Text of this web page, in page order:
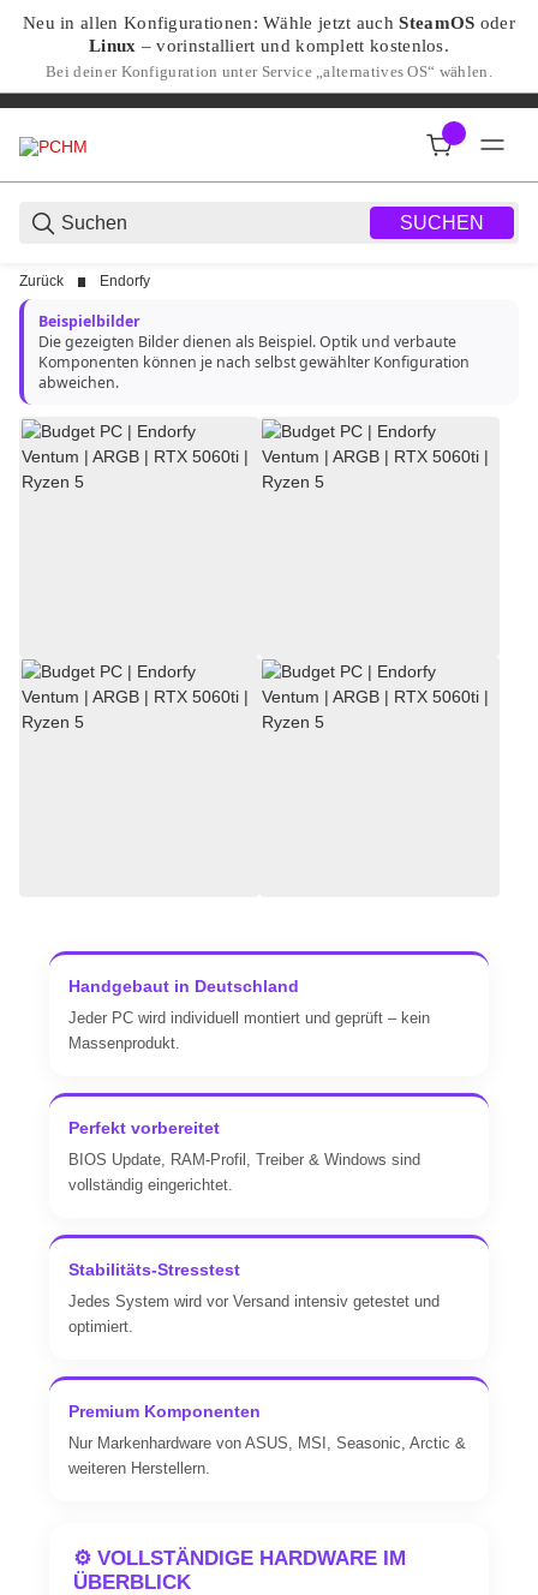
Neu in allen Konfigurationen: Wähle jetzt auchSteamOS oder
Linux – vorinstalliert und komplett kostenlos.
Bei deiner Konfiguration unter Service „alternatives OS“ wählen.
SUCHEN
Zurück Endorfy
Beispielbilder
Die gezeigten Bilder dienen als Beispiel. Optik und verbaute
Komponenten können je nach selbst gewählter Konfiguration
abweichen.
Handgebaut in Deutschland
Jeder PC wird individuell montiert und geprüft – kein
Massenprodukt.
Perfekt vorbereitet
BIOS Update, RAM-Profil, Treiber & Windows sind
vollständig eingerichtet.
Stabilitäts-Stresstest
Jedes System wird vor Versand intensiv getestet und
optimiert.
Premium Komponenten
Nur Markenhardware von ASUS, MSI, Seasonic, Arctic &
weiteren Herstellern.
⚙️ VOLLSTÄNDIGE HARDWARE IM
ÜBERBLICK